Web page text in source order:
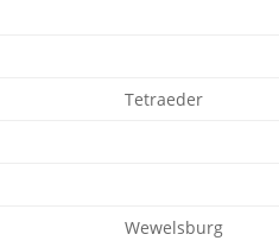
Tetraeder
Wewelsburg